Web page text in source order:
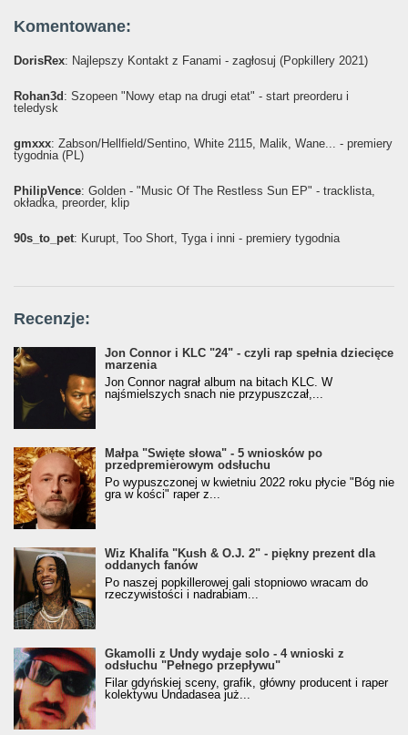
Komentowane:
DorisRex: Najlepszy Kontakt z Fanami - zagłosuj (Popkillery 2021)
Rohan3d : Szopeen "Nowy etap na drugi etat" - start preorderu i
teledysk
gmxxx: Żabson/Hellfield/Sentino, White 2115, Malik, Wane... - premiery
tygodnia (PL)
PhilipVence: Golden - "Music Of The Restless Sun EP" - tracklista,
okładka, preorder, klip
90s_to_pet: Kurupt, Too Short, Tyga i inni - premiery tygodnia
Recenzje:
Jon Connor i KLC "24" - czyli rap spełnia dziecięce
marzenia
Jon Connor nagrał album na bitach KLC. W
najśmielszych snach nie przypuszczał,...
Małpa "Święte słowa" - 5 wniosków po
przedpremierowym odsłuchu
Po wypuszczonej w kwietniu 2022 roku płycie "Bóg nie
gra w kości" raper z...
Wiz Khalifa "Kush & O.J. 2" - piękny prezent dla
oddanych fanów
Po naszej popkillerowej gali stopniowo wracam do
rzeczywistości i nadrabiam...
Gkamolli z Undy wydaje solo - 4 wnioski z
odsłuchu "Pełnego przepływu"
Filar gdyńskiej sceny, grafik, główny producent i raper
kolektywu Undadasea już...